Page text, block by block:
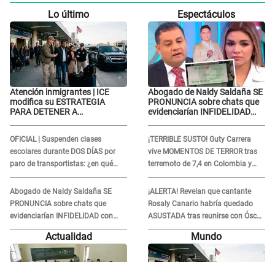
Lo último
Atención inmigrantes | ICE
modifica su ESTRATEGIA
PARA DETENER A
OFICIAL | Suspenden clases
escolares durante DOS DÍAS por
paro de transportistas: ¿en qué
colegios aplica?
Abogado de Naldy Saldaña SE
PRONUNCIA sobre chats que
evidenciarían INFIDELIDAD con
animador: "Si ella ha estado con
otra pareja..."
Espectáculos
Abogado de Naldy Saldaña SE
PRONUNCIA sobre chats que
evidenciarían INFIDELIDAD
¡TERRIBLE SUSTO! Guty Carrera
vive MOMENTOS DE TERROR tras
terremoto de 7,4 en Colombia y
revela el DESASTRE que dejó a su
paso
¡ALERTA! Revelan que cantante
Rosaly Canario habría quedado
ASUSTADA tras reunirse con Óscar
Junior: “Sus intenciones eran
Actualidad Mundo